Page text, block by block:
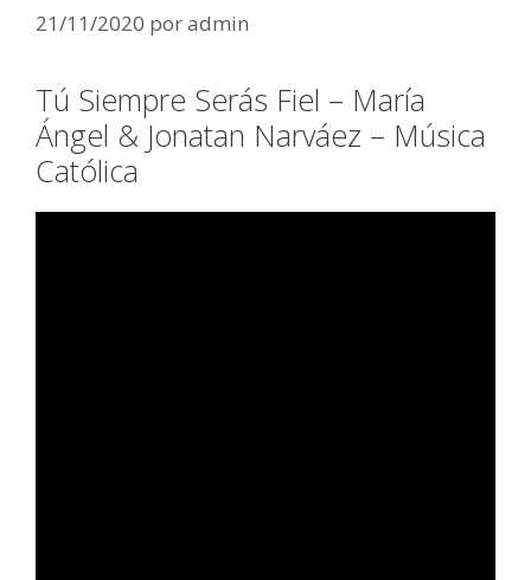
21/11/2020 poradmin
Tú Siempre Serás Fiel – María
Ángel & Jonatan Narváez – Música
Católica